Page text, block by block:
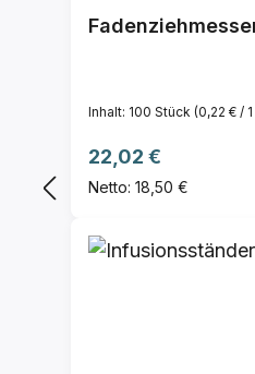
Inhalt: 100 Stück (0,22 € /
Regulärer Preis:
22,02 €
Netto: 18,50 €